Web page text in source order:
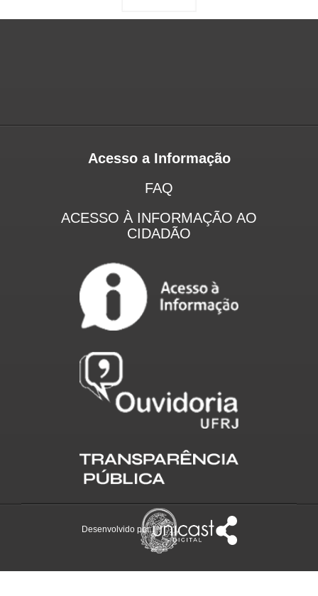
Acesso a Informação
FAQ
ACESSO À INFORMAÇÃO AO
CIDADÃO
Desenvolvido por: